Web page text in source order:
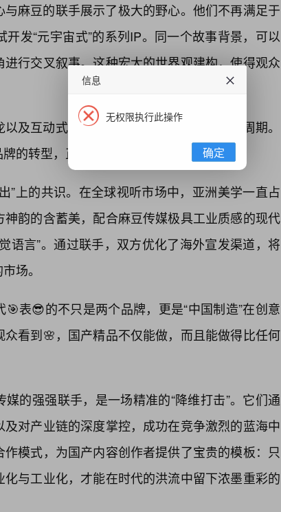
麻豆的联手展示了极大的野心。他们不再满足于
发“元宇宙式”的系列IP。同一个故事背景，可以
行交叉叙事。这种宏大的世界观建构，使得观众
及互动式剧场等形式，延伸了内容的生命周期。
的转型，正是国产精品走向成熟的标志。
”上的共识。在全球视听市场中，亚洲美学一直占
韵的含蓄美，配合麻豆传媒极具工业质感的现代
语言”。通过联手，双方优化了海外宣发渠道，将
场。
表😎的不只是两个品牌，更是“中国制造”在创意
看到🌸，国产精品不仅能做，而且能做得比任何
的强强联手，是一场精准的“降维打击”。它们通
对产业链的深度掌控，成功在竞争激烈的蓝海中
模式，为国产内容创作者提供了宝贵的模板：只
与工业化，才能在时代的洪流中留下浓墨重彩的
信息
无权限执行此操作
确定